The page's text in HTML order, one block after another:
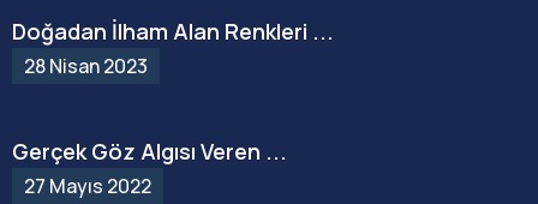
Doğadan İlham Alan Renkleri ...
28 Nisan 2023
Gerçek Göz Algısı Veren ...
27 Mayıs 2022